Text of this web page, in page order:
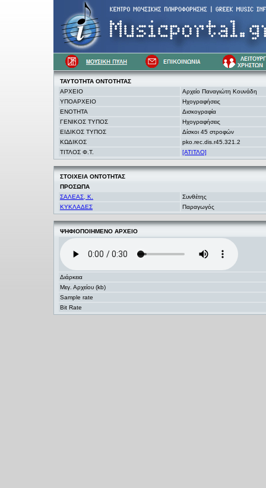
ΤΑΥΤΟΤΗΤΑ ΟΝΤΟΤΗΤΑΣ
ΑΡΧΕΙΟ
Αρχείο Παναγιώτη Κουνάδη
ΥΠΟΑΡΧΕΙΟ
Ηχογραφήσεις
ΕΝΟΤΗΤΑ
Δισκογραφία
ΓΕΝΙΚΟΣ ΤΥΠΟΣ
Ηχογραφήσεις
ΕΙΔΙΚΟΣ ΤΥΠΟΣ
Δίσκοι 45 στροφών
ΚΩΔΙΚΟΣ
pko.rec.dis.r45.321.2
ΤΙΤΛΟΣ Φ.Τ.
[ΑΤΙΤΛΟ]
ΣΤΟΙΧΕΙΑ ΟΝΤΟΤΗΤΑΣ
ΠΡΟΣΩΠΑ
ΣΑΛΕΑΣ, Κ.
Συνθέτης
ΚΥΚΛΑΔΕΣ
Παραγωγός
ΨΗΦΙΟΠΟΙΗΜΕΝΟ ΑΡΧΕΙΟ
Διάρκεια
Μεγ. Αρχείου (kb)
Sample rate
Bit Rate